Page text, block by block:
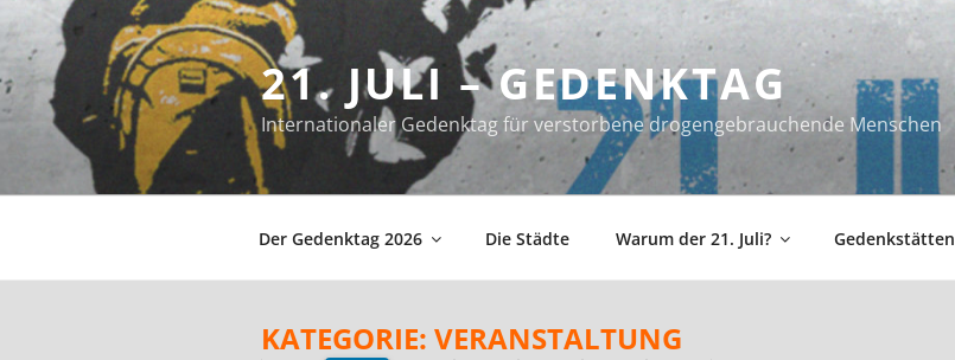
Inhalt
springen
21. JULI – GEDENKTAG
Internationaler Gedenktag für verstorbene drogengebrauchende Menschen
Der Gedenktag 2026 Die Städte Warum der 21. Juli? Gedenkstätten
KATEGORIE: VERANSTALTUNG